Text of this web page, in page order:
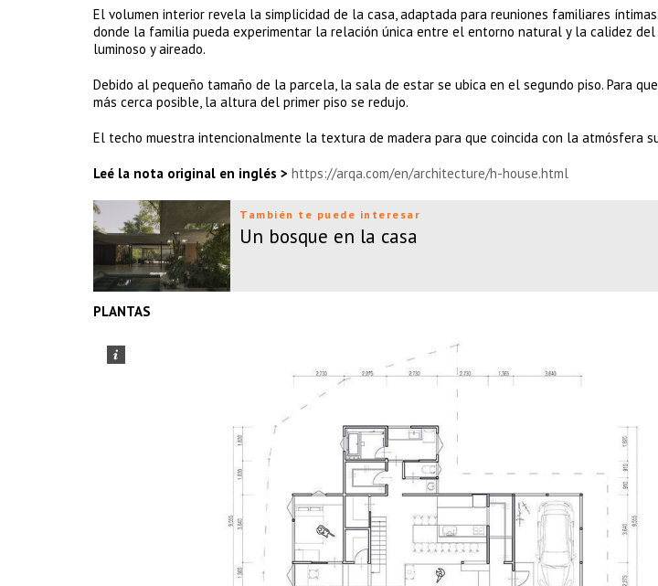
El volumen interior revela la simplicidad de la casa, adaptada para reuniones familiares
donde la familia pueda experimentar la relación única entre el entorno natural y la calidez del
luminoso y aireado.
Debido al pequeño tamaño de la parcela, la sala de estar se ubica en el segundo piso. Para
más cerca posible, la altura del primer piso se redujo.
El techo muestra intencionalmente la textura de madera para que coincida con la atmósfera
Leé la nota original en inglés > https://arqa.com/en/architecture/h-house.html
También te puede interesar
Un bosque en la casa
PLANTAS